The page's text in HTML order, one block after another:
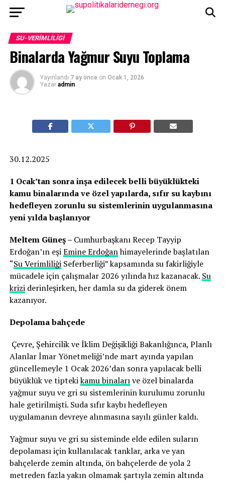
SU-VERIMLILIGI
Binalarda Yağmur Suyu Toplama
Yayınlandı 7 ay önce on Ocak 1, 2026
Yazar admin
30.12.2025
1 Ocak’tan sonra inşa edilecek belli büyüklükteki
kamu binalarında ve özel yapılarda, sıfır su kaybını
hedefleyen zorunlu su sistemlerinin uygulanmasına
yeni yılda başlanıyor
Meltem Güneş – Cumhurbaşkanı Recep Tayyip
Erdoğan’ın eşiEmine Erdoğanhimayelerinde başlatılan
“Su VerimliliğiSeferberliği” kapsamında su fakirliğiyle
mücadele için çalışmalar 2026 yılında hız kazanacak. Su
kriziderinleşirken, her damla su da giderek önem
kazanıyor.
Depolama bahçede
Çevre, Şehircilik ve İklim Değişikliği Bakanlığınca, Planlı
Alanlar İmar Yönetmeliği’nde mart ayında yapılan
güncellemeyle 1 Ocak 2026’dan sonra yapılacak belli
büyüklük ve tiptekikamu binalarıve özel binalarda
yağmur suyu ve gri su sistemlerinin kurulumu zorunlu
hale getirilmişti. Suda sıfır kaybı hedefleyen
uygulamanın devreye alınmasına sayılı günler kaldı.
Yağmur suyu ve gri su sisteminde elde edilen suların
depolaması için kullanılacak tanklar, arka ve yan
bahçelerde zemin altında, ön bahçelerde de yola 2
metreden fazla yakın olmamak şartıyla zemin altında